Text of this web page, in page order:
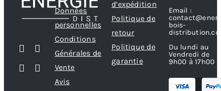
Données
personnelles
Conditions
Générales de
Vente
Avis
d’expédition
Politique de
retour
Politique de
garantie
Email :
bois-
Du lundi au
Vendredi de
9h00 à 17h00